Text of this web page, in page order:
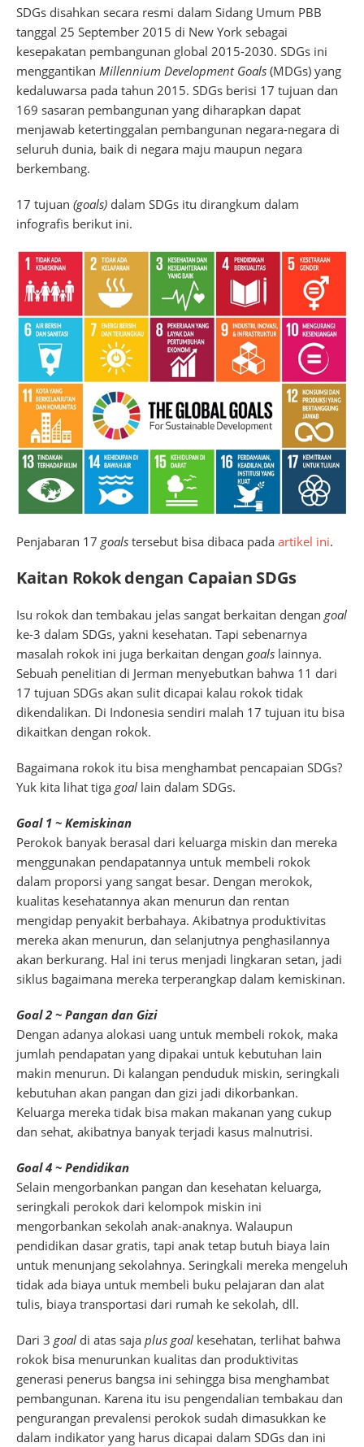
SDGs disahkan secara resmi dalam Sidang Umum PBB
tanggal 25 September 2015 di New York sebagai
kesepakatan pembangunan global 2015-2030. SDGs ini
menggantikan Millennium Development Goals (MDGs) yang
kedaluwarsa pada tahun 2015. SDGs berisi 17 tujuan dan
169 sasaran pembangunan yang diharapkan dapat
menjawab ketertinggalan pembangunan negara-negara di
seluruh dunia, baik di negara maju maupun negara
berkembang.
17 tujuan (goals) dalam SDGs itu dirangkum dalam
infografis berikut ini.
Penjabaran 17 goals tersebut bisa dibaca pada artikel ini.
Kaitan Rokok dengan Capaian SDGs
Isu rokok dan tembakau jelas sangat berkaitan dengan goal
ke-3 dalam SDGs, yakni kesehatan. Tapi sebenarnya
masalah rokok ini juga berkaitan dengan goals lainnya.
Sebuah penelitian di Jerman menyebutkan bahwa 11 dari
17 tujuan SDGs akan sulit dicapai kalau rokok tidak
dikendalikan. Di Indonesia sendiri malah 17 tujuan itu bisa
dikaitkan dengan rokok.
Bagaimana rokok itu bisa menghambat pencapaian SDGs?
Yuk kita lihat tiga goal lain dalam SDGs.
Goal 1 ~ Kemiskinan
Perokok banyak berasal dari keluarga miskin dan mereka
menggunakan pendapatannya untuk membeli rokok
dalam proporsi yang sangat besar. Dengan merokok,
kualitas kesehatannya akan menurun dan rentan
mengidap penyakit berbahaya. Akibatnya produktivitas
mereka akan menurun, dan selanjutnya penghasilannya
akan berkurang. Hal ini terus menjadi lingkaran setan, jadi
siklus bagaimana mereka terperangkap dalam kemiskinan.
Goal 2 ~ Pangan dan Gizi
Dengan adanya alokasi uang untuk membeli rokok, maka
jumlah pendapatan yang dipakai untuk kebutuhan lain
makin menurun. Di kalangan penduduk miskin, seringkali
kebutuhan akan pangan dan gizi jadi dikorbankan.
Keluarga mereka tidak bisa makan makanan yang cukup
dan sehat, akibatnya banyak terjadi kasus malnutrisi.
Goal 4 ~ Pendidikan
Selain mengorbankan pangan dan kesehatan keluarga,
seringkali perokok dari kelompok miskin ini
mengorbankan sekolah anak-anaknya. Walaupun
pendidikan dasar gratis, tapi anak tetap butuh biaya lain
untuk menunjang sekolahnya. Seringkali mereka mengeluh
tidak ada biaya untuk membeli buku pelajaran dan alat
tulis, biaya transportasi dari rumah ke sekolah, dll.
Dari 3 goal di atas saja plus goal kesehatan, terlihat bahwa
rokok bisa menurunkan kualitas dan produktivitas
generasi penerus bangsa ini sehingga bisa menghambat
pembangunan. Karena itu isu pengendalian tembakau dan
pengurangan prevalensi perokok sudah dimasukkan ke
dalam indikator yang harus dicapai dalam SDGs dan ini